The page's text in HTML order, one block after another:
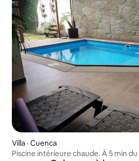
Villa · Cuenca
Piscine intérieure chaude. À 5 min